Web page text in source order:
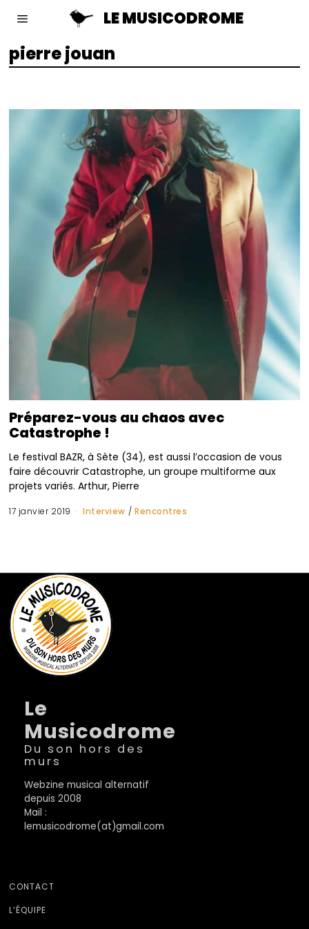
LE MUSICODROME
pierre jouan
Préparez-vous au chaos avec
Catastrophe !
Le festival BAZR, à Sète (34), est aussi l’occasion de vous
faire découvrir Catastrophe, un groupe multiforme aux
projets variés. Arthur, Pierre
17 janvier 2019 Interview / Rencontres
Le
Musicodrome
Du son hors des
murs
Webzine musical alternatif
depuis 2008
Mail :
lemusicodrome(at)gmail.com
CONTACT
L’ÉQUIPE